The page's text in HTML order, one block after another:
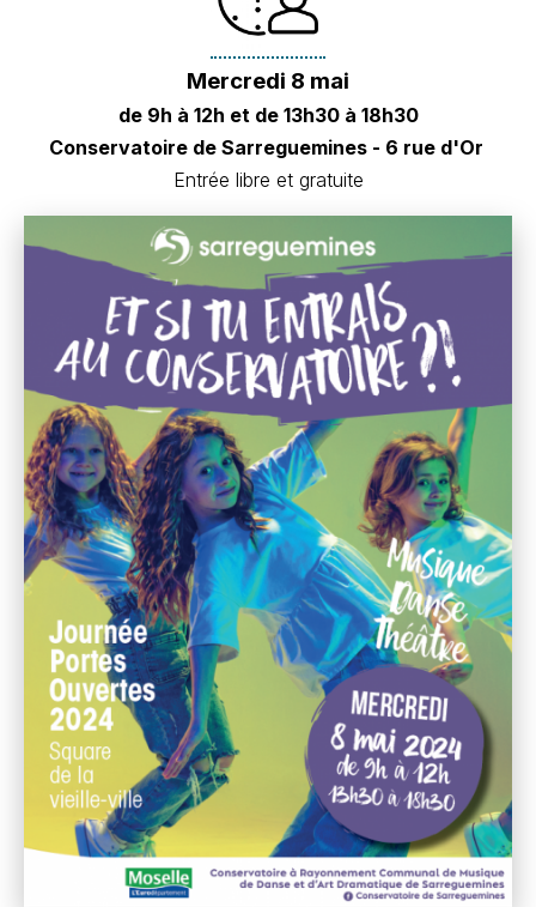
Mercredi 8 mai
de 9h à 12h et de 13h30 à 18h30
Conservatoire de Sarreguemines - 6 rue d'Or
Entrée libre et gratuite